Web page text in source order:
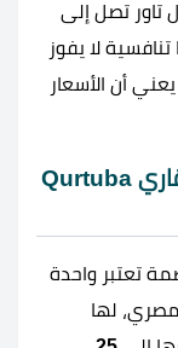
تاور تصل إلى
لا يفوز
أن الأسعار
نبذة عن شركة قرطبة للتطوير العقاري Qurtuba
تعتبر واحدة
لها